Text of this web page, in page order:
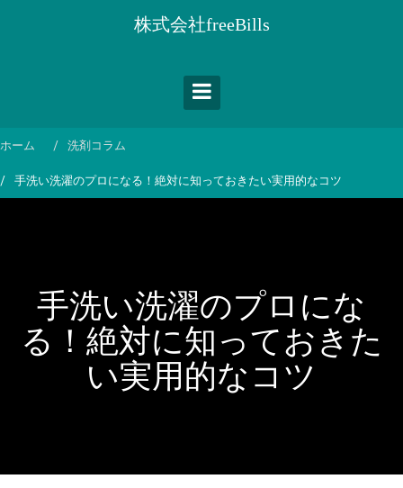
ス
ッ
株式会社freeBills
ホーム 洗剤コラム
手洗い洗濯のプロになる！絶対に知っておきたい実用的なコツ
手洗い洗濯のプロにな
る！絶対に知っておきた
い実用的なコツ